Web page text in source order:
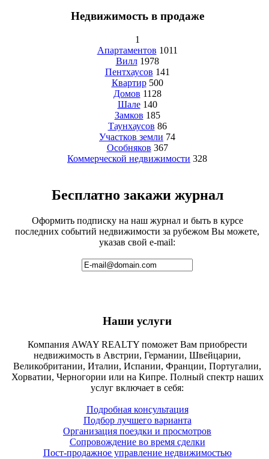
Недвижимость в продаже
1
Апартаментов 1011
Вилл 1978
Пентхаусов 141
Квартир 500
Домов 1128
Шале 140
Замков 185
Таунхаусов 86
Участков земли 74
Особняков 367
Коммерческой недвижимости 328
Бесплатно закажи журнал
Оформить подписку на наш журнал и быть в курсе
последних событий недвижимости за рубежом Вы можете,
указав свой e-mail:
Наши услуги
Компания AWAY REALTY поможет Вам приобрести
недвижимость в Австрии, Германии, Швейцарии,
Великобритании, Италии, Испании, Франции, Португалии,
Хорватии, Черногории или на Кипре. Полный спектр наших
услуг включает в себя:
Подробная консультация
Подбор лучшего варианта
Организация поездки и просмотров
Сопровождение во время сделки
Пост-продажное управление недвижимостью